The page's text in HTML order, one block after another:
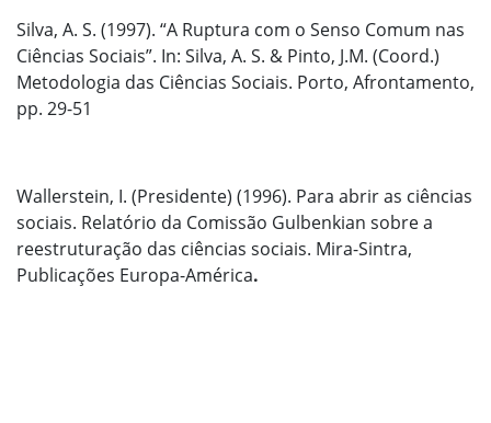
Silva, A. S. (1997). “A Ruptura com o Senso Comum nas
Ciências Sociais”. In: Silva, A. S. & Pinto, J.M. (Coord.)
Metodologia das Ciências Sociais. Porto, Afrontamento,
pp. 29-51
Wallerstein, I. (Presidente) (1996). Para abrir as ciências
sociais. Relatório da Comissão Gulbenkian sobre a
reestruturação das ciências sociais. Mira-Sintra,
Publicações Europa-América.